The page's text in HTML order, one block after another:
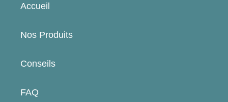
Accueil
Nos Produits
Conseils
FAQ